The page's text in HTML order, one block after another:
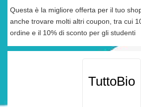
Questa è la migliore offerta per il tuo
anche trovare molti altri coupon, tra cui
ordine e il 10% di sconto per gli studenti
TuttoBio